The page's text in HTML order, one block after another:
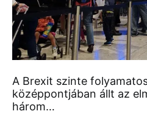
A Brexit szinte
középpontjában állt az
három…